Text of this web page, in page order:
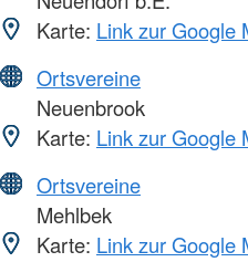
Karte: Link zur Google
Ortsvereine
Neuenbrook
Karte: Link zur Google
Ortsvereine
Mehlbek
Karte: Link zur Google